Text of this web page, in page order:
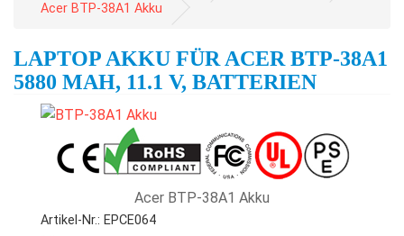
Acer BTP-38A1 Akku
LAPTOP AKKU FÜR ACER BTP-38A1
5880 MAH, 11.1 V, BATTERIEN
Acer BTP-38A1 Akku
Artikel-Nr.: EPCE064